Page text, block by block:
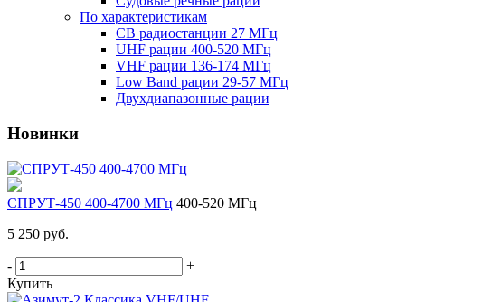
По характеристикам
CB радиостанции 27 МГц
UHF рации 400-520 МГц
VHF рации 136-174 МГц
Low Band рации 29-57 МГц
Двухдиапазонные рации
Новинки
СПРУТ-450 400-4700 МГц 400-520 МГц
5 250 руб.
-
+
Купить